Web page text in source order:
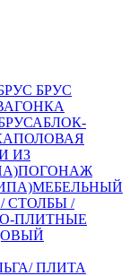
БРУС
БЛОК-
ПОЛОВАЯ
ИЗ
ПОГОНАЖ
МЕБЕЛЬНЫЙ
СТОЛБЫ /
ПЛИТНЫЕ
ПЛИТА